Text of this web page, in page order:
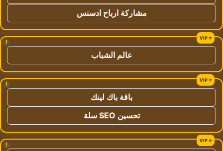
مشاركة ارباح ادسنس
!
عالم الشباب
!
باقة باك لينك
تحسين SEO سلة
!